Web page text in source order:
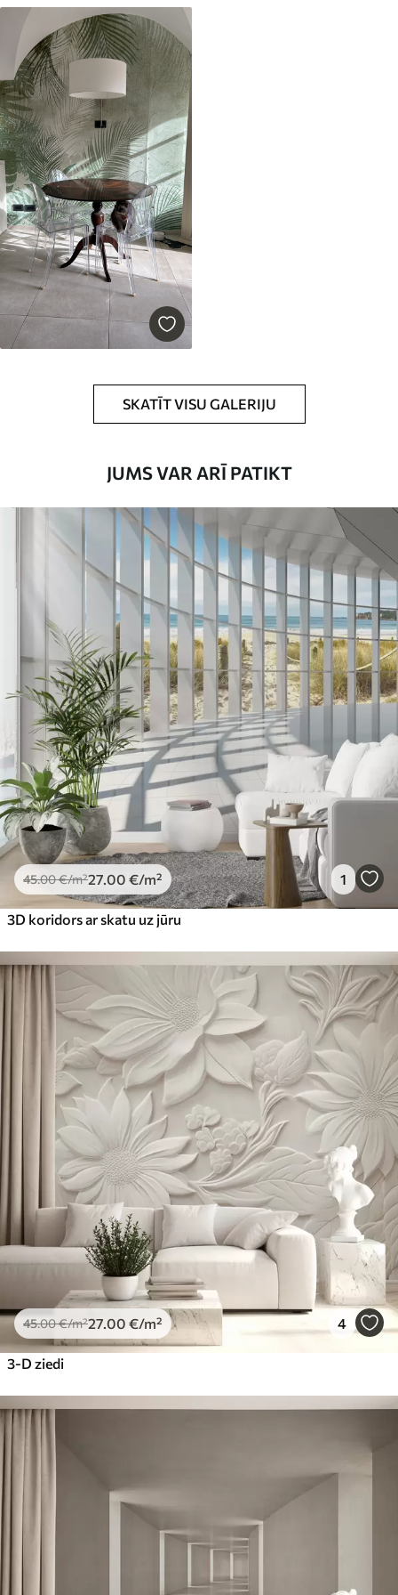
Premium
56.67 /m²
Premium vinils
65.0039 .00€/m²
Peel and Stick
81.6548.99€/m²
SKATĪT VISU GALERIJU
JUMS VAR ARĪ PATIKT
45.00€/m²27 .00 €/m² 1
3D koridors ar skatu uz jūru
45.00€/m²27 .00 €/m² 4
3-D ziedi